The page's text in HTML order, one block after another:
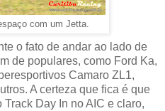
com um Jetta.
o fato de andar ao lado de
de populares, como Ford Ka,
Camaro ZL1,
A certeza que fica é que
Day In no AIC e claro,